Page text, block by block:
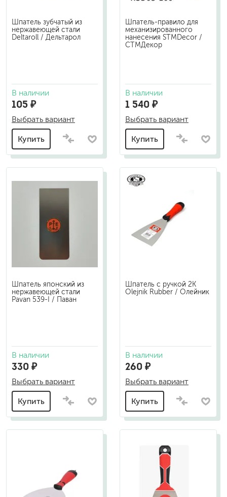
Шпатель зубчатый из
нержавеющей стали
Deltaroll / Дельтарол
В наличии
105 ₽
Выбрать вариант
Купить
Шпатель-правило для
механизированного
нанесения STMDecor /
СТМДекор
В наличии
1 540 ₽
Выбрать вариант
Купить
Шпатель японский из
нержавеющей стали
Pavan 539-I / Паван
В наличии
330 ₽
Выбрать вариант
Купить
Шпатель с ручкой 2К
Olejnik Rubber / Олейник
В наличии
260 ₽
Выбрать вариант
Купить